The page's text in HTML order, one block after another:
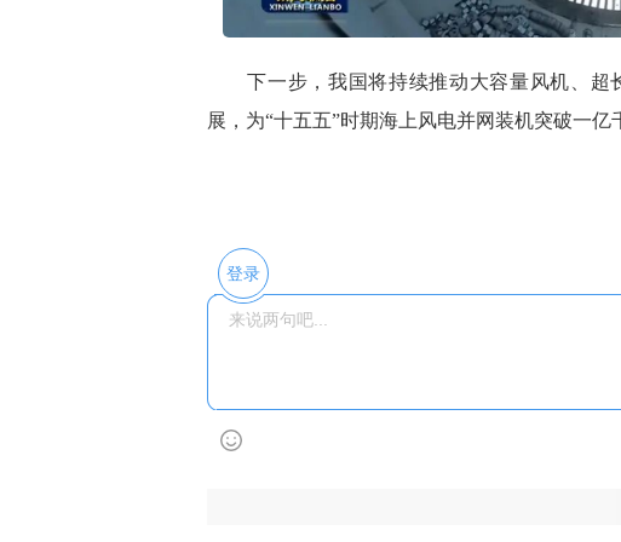
下一步，我国将持续推动大容量风机、超
展，为“十五五”时期海上风电并网装机突破一亿
登录